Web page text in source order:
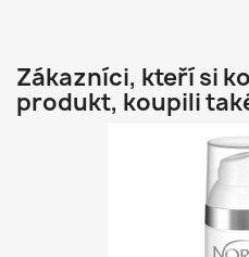
Zákazníci, kteří si
produkt, koupili